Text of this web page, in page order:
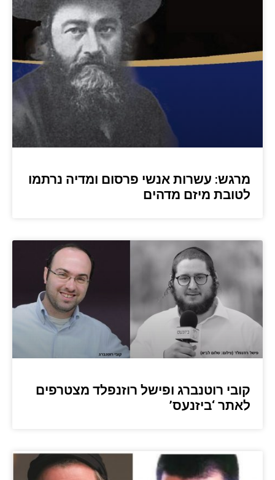
מרגש: עשרות אנשי פרסום ומדיה נרתמו
לטובת מיזם מדהים
קובי רוטנברג ופישל רוזנפלד מצטרפים
לאתר ‘ביזנעס’